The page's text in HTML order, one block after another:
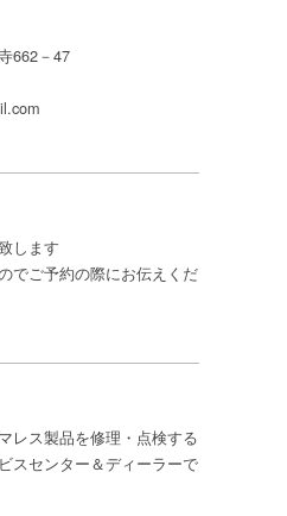
662－47
します
でご予約の際にお伝えくだ
レス製品を修理・点検する
スセンター＆ディーラーで